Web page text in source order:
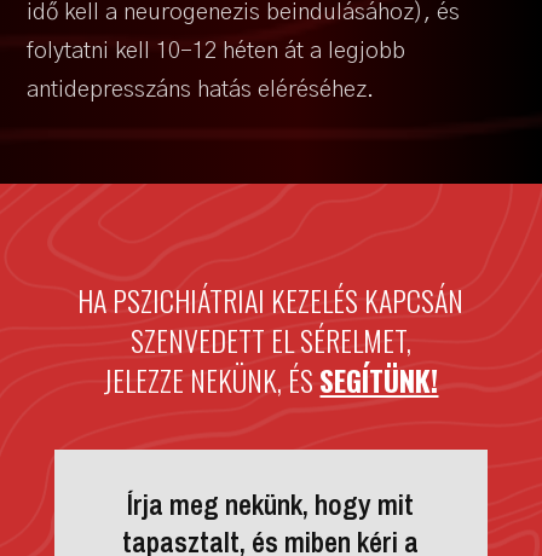
idő kell a neurogenezis beindulásához), és
folytatni kell 10-12 héten át a legjobb
antidepresszáns hatás eléréséhez.
HA PSZICHIÁTRIAI KEZELÉS KAPCSÁN
SZENVEDETT EL SÉRELMET,
JELEZZE NEKÜNK, ÉSSEGÍTÜNK!
Írja meg nekünk, hogy mit
tapasztalt, és miben kéri a